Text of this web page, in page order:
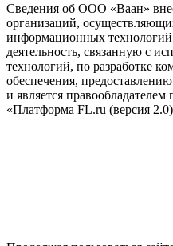
Сведения об ООО «Ваан»
организаций,
информационных
деятельность, связанную с
технологий, по разработке
обеспечения,
и является
«Платформа FL.ru (версия